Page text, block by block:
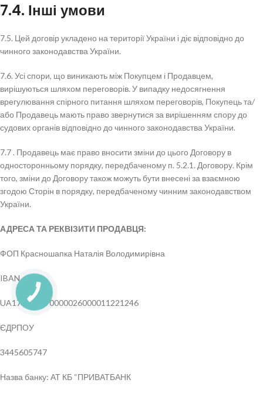
7.4. Інші умови
7.5. Цей договір укладено на території України і діє відповідно до
чинного законодавства України.
7.6. Усі спори, що виникають між Покупцем і Продавцем,
вирішуються шляхом переговорів. У випадку недосягнення
врегулювання спірного питання шляхом переговорів, Покупець та/
або Продавець мають право звернутися за вирішенням спору до
судових органів відповідно до чинного законодавства України.
7.7 . Продавець має право вносити зміни до цього Договору в
односторонньому порядку, передбаченому п. 5.2.1. Договору. Крім
того, зміни до Договору також можуть бути внесені за взаємною
згодою Сторін в порядку, передбаченому чинним законодавством
України.
АДРЕСА ТА РЕКВІЗИТИ ПРОДАВЦЯ:
ФОП Красношапка Наталія Володимирівна
IBAN
UA173052990000026000011221246
ЄДРПОУ
3445605747
Назва банку: АТ КБ “ПРИВАТБАНК